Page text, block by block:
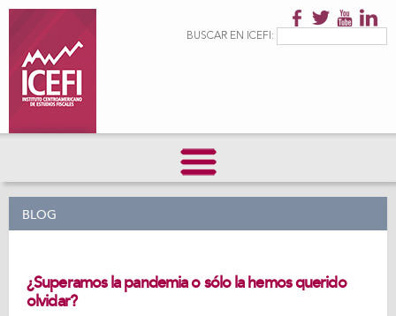
principalFormulario de
BUSCAR EN ICEFI:
BLOG
¿Superamos la pandemia o sólo la hemos querido
olvidar?